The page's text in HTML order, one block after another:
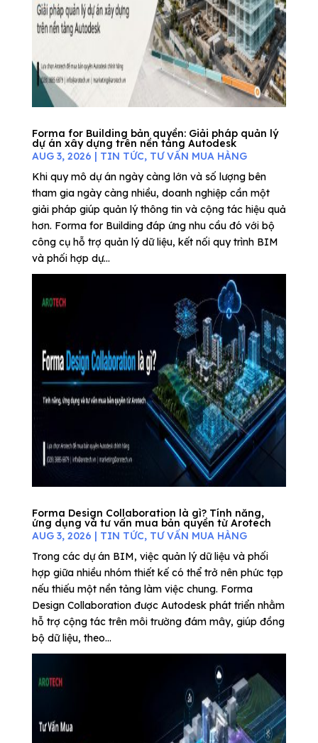
Forma for Building bản quyền: Giải pháp quản lý
dự án xây dựng trên nền tảng Autodesk
AUG 3, 2026 | TIN TỨC, TƯ VẤN MUA HÀNG
Khi quy mô dự án ngày càng lớn và số lượng bên
tham gia ngày càng nhiều, doanh nghiệp cần một
giải pháp giúp quản lý thông tin và cộng tác hiệu quả
hơn. Forma for Building đáp ứng nhu cầu đó với bộ
công cụ hỗ trợ quản lý dữ liệu, kết nối quy trình BIM
và phối hợp dự...
Forma Design Collaboration là gì? Tính năng,
ứng dụng và tư vấn mua bản quyền từ Arotech
AUG 3, 2026 | TIN TỨC, TƯ VẤN MUA HÀNG
Trong các dự án BIM, việc quản lý dữ liệu và phối
hợp giữa nhiều nhóm thiết kế có thể trở nên phức tạp
nếu thiếu một nền tảng làm việc chung. Forma
Design Collaboration được Autodesk phát triển nhằm
hỗ trợ cộng tác trên môi trường đám mây, giúp đồng
bộ dữ liệu, theo...